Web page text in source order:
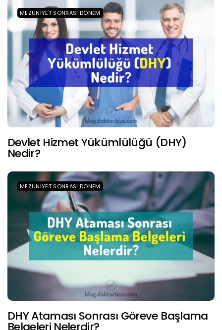
MEZUNIYET SONRASI DÖNEM
Devlet Hizmet Yükümlülüğü (DHY)
Nedir?
MEZUNIYET SONRASI DÖNEM
DHY Ataması Sonrası Göreve Başlama
Belgeleri Nelerdir?